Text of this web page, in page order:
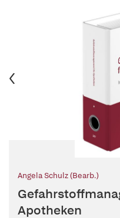
Angela Schulz (Bearb.)
Apotheken